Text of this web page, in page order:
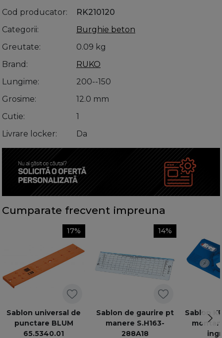
Cod producator
RK210120
Categorii
Burghie beton
Greutate
0.09 kg
Brand
RUKO
Lungime
200--150
Grosime
12.0 mm
Cutie
1
Livrare locker
Da
Cumparate frecvent impreuna
17%
Sablon universal de
punctare BLUM
65.5340.01
14%
Sablon de gaurire pt
manere S.H163-
288A18
Sablon